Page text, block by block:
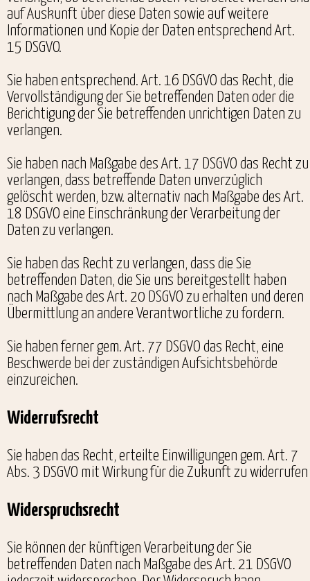
auf Auskunft über diese Daten sowie auf weitere
Informationen und Kopie der Daten entsprechend Art.
15 DSGVO.
Sie haben entsprechend. Art. 16 DSGVO das Recht, die
Vervollständigung der Sie betreffenden Daten oder die
Berichtigung der Sie betreffenden unrichtigen Daten zu
verlangen.
Sie haben nach Maßgabe des Art. 17 DSGVO das Recht zu
verlangen, dass betreffende Daten unverzüglich
gelöscht werden, bzw. alternativ nach Maßgabe des Art.
18 DSGVO eine Einschränkung der Verarbeitung der
Daten zu verlangen.
Sie haben das Recht zu verlangen, dass die Sie
betreffenden Daten, die Sie uns bereitgestellt haben
nach Maßgabe des Art. 20 DSGVO zu erhalten und deren
Übermittlung an andere Verantwortliche zu fordern.
Sie haben ferner gem. Art. 77 DSGVO das Recht, eine
Beschwerde bei der zuständigen Aufsichtsbehörde
einzureichen.
Widerrufsrecht
Sie haben das Recht, erteilte Einwilligungen gem. Art. 7
Abs. 3 DSGVO mit Wirkung für die Zukunft zu widerrufen
Widerspruchsrecht
Sie können der künftigen Verarbeitung der Sie
betreffenden Daten nach Maßgabe des Art. 21 DSGVO